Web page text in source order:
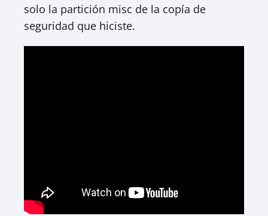
solo la partición misc de la copía de
seguridad que hiciste.